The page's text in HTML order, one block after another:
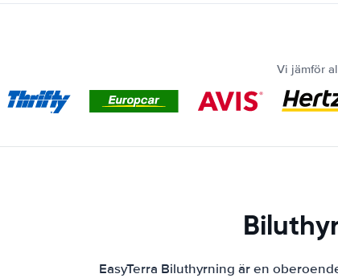
Vi jämför
EasyTerra Biluthyrning är en